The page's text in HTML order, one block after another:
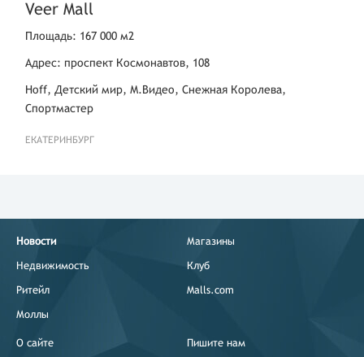
Veer Mall
Площадь: 167 000 м2
Адрес: проспект Космонавтов, 108
Hoff, Детский мир, М.Видео, Снежная Королева,
Спортмастер
ЕКАТЕРИНБУРГ
Новости
Недвижимость
Ритейл
Моллы
Магазины
Клуб
Malls.com
О сайте Пишите нам